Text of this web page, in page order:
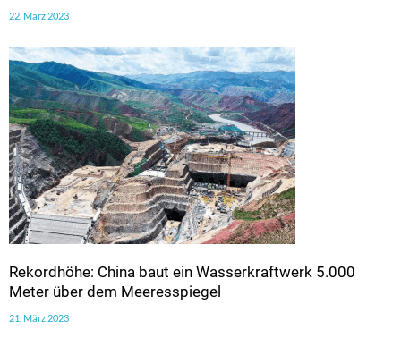
22. März 2023
Rekordhöhe: China baut ein Wasserkraftwerk 5.000
Meter über dem Meeresspiegel
21. März 2023